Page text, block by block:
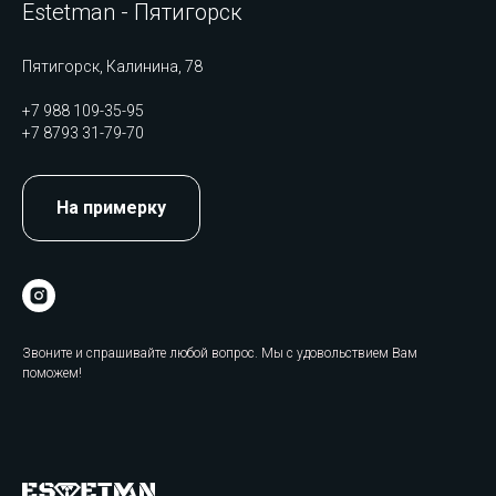
Estetman - Пятигорск
Пятигорск, Калинина, 78
+7 988 109-35-95
+7 8793 31-79-70
На примерку
Звоните и спрашивайте любой вопрос. Мы с удовольствием Вам
поможем!